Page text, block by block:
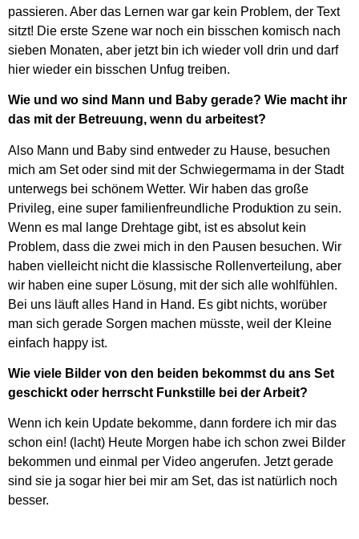
passieren. Aber das Lernen war gar kein Problem, der Text
sitzt! Die erste Szene war noch ein bisschen komisch nach
sieben Monaten, aber jetzt bin ich wieder voll drin und darf
hier wieder ein bisschen Unfug treiben.
Wie und wo sind Mann und Baby gerade? Wie macht ihr
das mit der Betreuung, wenn du arbeitest?
Also Mann und Baby sind entweder zu Hause, besuchen
mich am Set oder sind mit der Schwiegermama in der Stadt
unterwegs bei schönem Wetter. Wir haben das große
Privileg, eine super familienfreundliche Produktion zu sein.
Wenn es mal lange Drehtage gibt, ist es absolut kein
Problem, dass die zwei mich in den Pausen besuchen. Wir
haben vielleicht nicht die klassische Rollenverteilung, aber
wir haben eine super Lösung, mit der sich alle wohlfühlen.
Bei uns läuft alles Hand in Hand. Es gibt nichts, worüber
man sich gerade Sorgen machen müsste, weil der Kleine
einfach happy ist.
Wie viele Bilder von den beiden bekommst du ans Set
geschickt oder herrscht Funkstille bei der Arbeit?
Wenn ich kein Update bekomme, dann fordere ich mir das
schon ein! (lacht) Heute Morgen habe ich schon zwei Bilder
bekommen und einmal per Video angerufen. Jetzt gerade
sind sie ja sogar hier bei mir am Set, das ist natürlich noch
besser.